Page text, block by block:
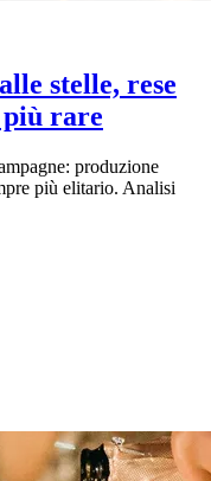
stelle, rese
rare
produzione
più elitario. Analisi